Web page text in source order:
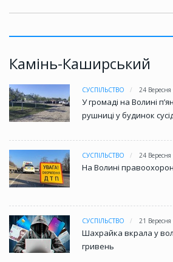
Камінь-Каширський
СУСПІЛЬСТВО 24
У громаді на Волині
рушниці у будинок
СУСПІЛЬСТВО 24
На Волині
СУСПІЛЬСТВО 21
Шахрайка вкрала у
гривень